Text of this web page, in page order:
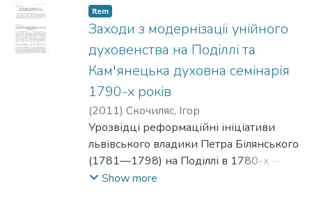
опыт возникшего в середине XVI в.
Общества Иисуса (иезуитов).
Стремление распространить свое
влияние и на православную Московию
осуществилось лишь в конце XVII в. и
было недолгим — оно было связано с
расстановкой политических сил и
прозападными симпатиями правящих
кругов русского государства.
Item
Заходи з модернізації унійного
духовенства на Поділлі та
Кам'янецька духовна семінарія
1790-х років
(2011) Скочиляс, Ігор
Урозвідці реформаційні ініціативи
львівського владики Петра Білянського
(1781—1798) на Поділлі в 1780-х —
першій половині 1790-х рр. розглянуто
Show more